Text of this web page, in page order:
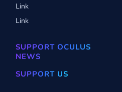
Link
Link
SUPPORT OCULUS
NEWS
SUPPORT US